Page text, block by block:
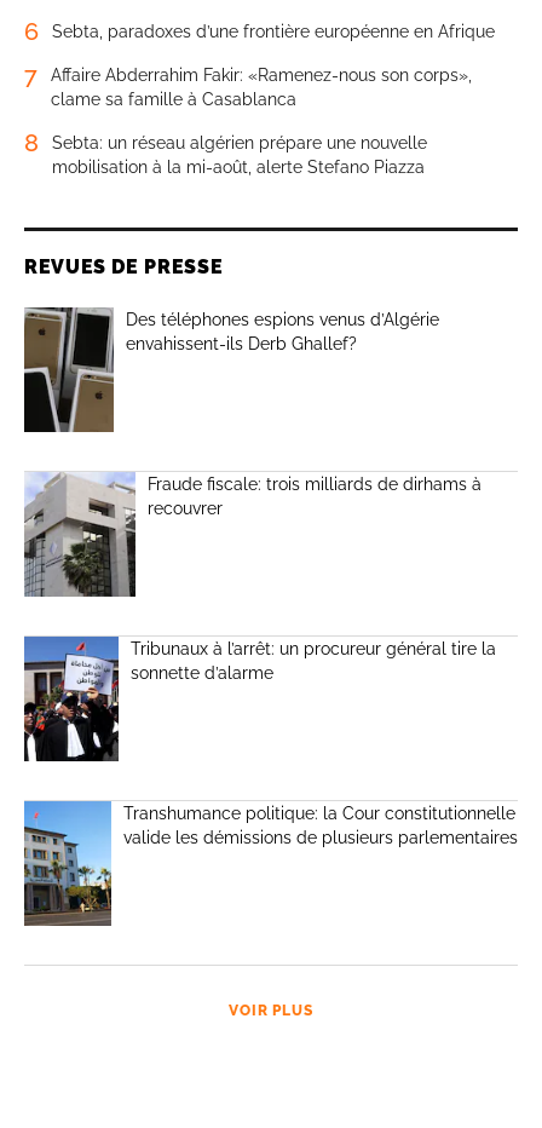
6 Sebta, paradoxes d’une frontière européenne en Afrique
7
Affaire Abderrahim Fakir: «Ramenez-nous son corps»,
clame sa famille à Casablanca
8
Sebta: un réseau algérien prépare une nouvelle
mobilisation à la mi-août, alerte Stefano Piazza
REVUES DE PRESSE
Des téléphones espions venus d’Algérie
envahissent-ils Derb Ghallef?
Fraude fiscale: trois milliards de dirhams à
recouvrer
Tribunaux à l’arrêt: un procureur général tire la
sonnette d’alarme
Transhumance politique: la Cour constitutionnelle
valide les démissions de plusieurs parlementaires
VOIR PLUS